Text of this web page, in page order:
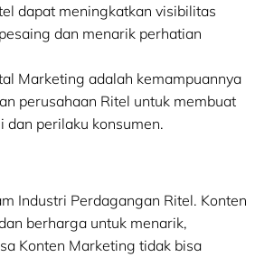
dapat meningkatkan visibilitas
dan menarik perhatian
Marketing adalah kemampuannya
perusahaan Ritel untuk membuat
dan perilaku konsumen.
Industri Perdagangan Ritel. Konten
berharga untuk menarik,
Konten Marketing tidak bisa